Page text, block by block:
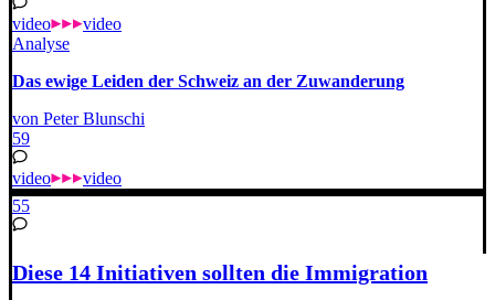
video
video
Analyse
Das ewige Leiden der Schweiz an der Zuwanderung
von Peter Blunschi
59
video
video
55
Diese 14 Initiativen sollten die Immigration